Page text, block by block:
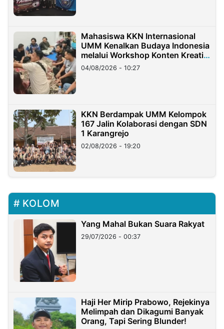
Mahasiswa KKN Internasional
UMM Kenalkan Budaya Indonesia
melalui Workshop Konten Kreatif
di Taiwan
04/08/2026 - 10:27
KKN Berdampak UMM Kelompok
167 Jalin Kolaborasi dengan SDN
1 Karangrejo
02/08/2026 - 19:20
KOLOM
Yang Mahal Bukan Suara Rakyat
29/07/2026 - 00:37
Haji Her Mirip Prabowo, Rejekinya
Melimpah dan Dikagumi Banyak
Orang, Tapi Sering Blunder!